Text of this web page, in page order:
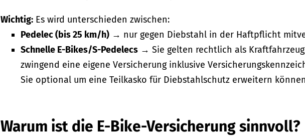
Wichtig: Es wird unterschieden zwischen:
Pedelec (bis 25 km/h) → nur gegen Diebstahl in der Haftpflicht
Schnelle E-Bikes/S-Pedelecs → Sie gelten rechtlich als
zwingend eine eigene Versicherung inklusive
Sie optional um eine Teilkasko für Diebstahlschutz erweitern
Warum ist die E-Bike-Versicherung sinnvoll?